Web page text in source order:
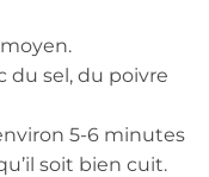
du sel, du poivre
5-6 minutes
soit bien cuit.